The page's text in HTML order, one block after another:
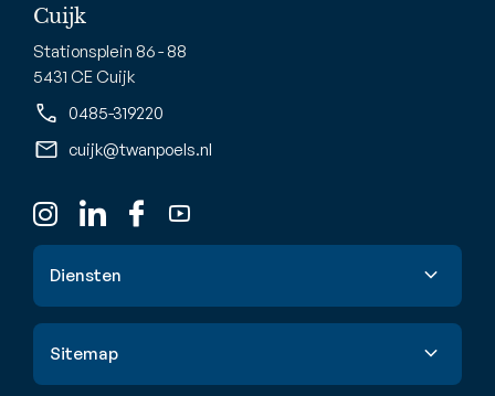
Cuijk
Stationsplein 86 - 88
5431 CE Cuijk
0485-319220
cuijk@twanpoels.nl
Diensten
Sitemap